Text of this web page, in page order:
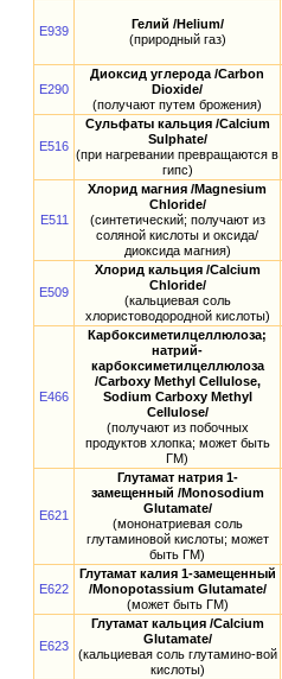
E939
Гелий /Helium/
(природный газ)
E290
Диоксид углерода /Carbon
Dioxide/
(получают путем брожения)
E516
Сульфаты кальция /Calcium
Sulphate/
(при нагревании превращаются в
гипс)
E511
Хлорид магния /Magnesium
Chloride/
(синтетический; получают из
соляной кислоты и оксида/
диоксида магния)
E509
Хлорид кальция /Calcium
Chloride/
(кальциевая соль
хлористоводородной кислоты)
E466
Карбоксиметилцеллюлоза;
натрий-
карбоксиметилцеллюлоза
/Carboxy Methyl Cellulose,
Sodium Carboxy Methyl
Cellulose/
(получают из побочных
продуктов хлопка; может быть
ГМ)
E621
Глутамат натрия 1-
замещенный /Monosodium
Glutamate/
(мононатриевая соль
глутаминовой кислоты; может
быть ГМ)
E622
Глутамат калия 1-замещенный
/Monopotassium Glutamate/
(может быть ГМ)
E623
Глутамат кальция /Calcium
Glutamate/
(кальциевая соль глутамино-вой
кислоты)